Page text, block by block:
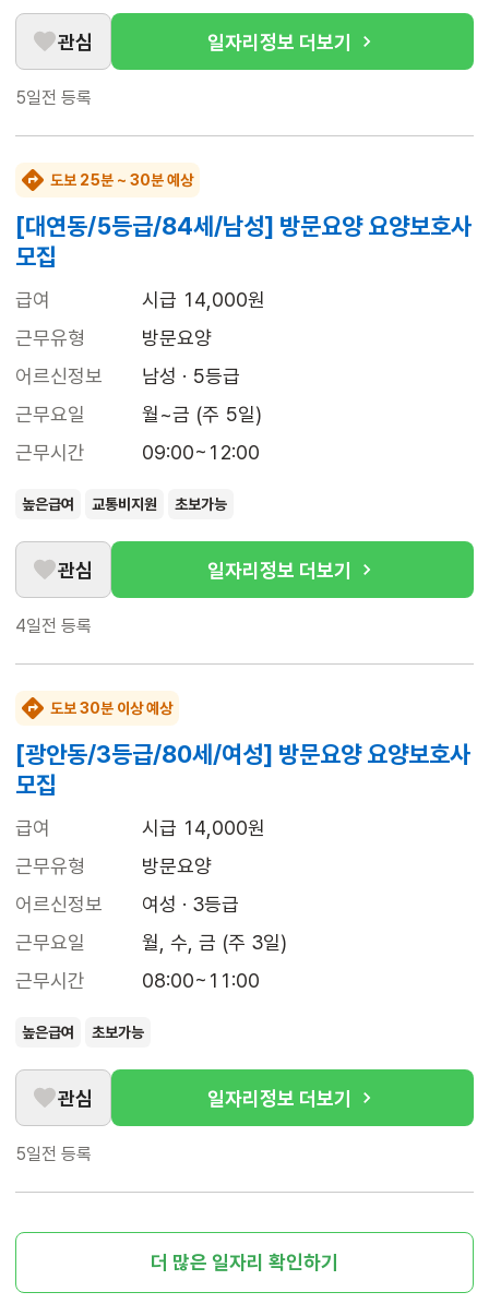
관심 일자리정보 더보기
5일전 등록
도보 25분 ~ 30분 예상
[대연동/5등급/84세/남성] 방문요양 요양보호사
모집
급여
시급 14,000원
근무유형
방문요양
어르신정보
남성 · 5등급
근무요일
월~금 (주 5일)
근무시간
09:00~12:00
높은급여 교통비지원 초보가능
관심 일자리정보 더보기
4일전 등록
도보 30분 이상 예상
[광안동/3등급/80세/여성] 방문요양 요양보호사
모집
급여
시급 14,000원
근무유형
방문요양
어르신정보
여성 · 3등급
근무요일
월, 수, 금 (주 3일)
근무시간
08:00~11:00
높은급여 초보가능
관심 일자리정보 더보기
5일전 등록
더 많은 일자리 확인하기